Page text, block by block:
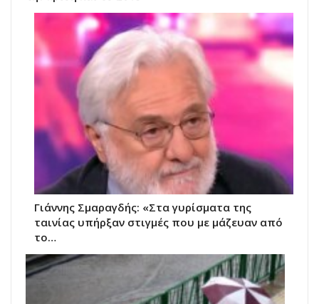
Γιάννης Σμαραγδής: «Στα γυρίσματα της
ταινίας υπήρξαν στιγμές που με μάζευαν από
το…